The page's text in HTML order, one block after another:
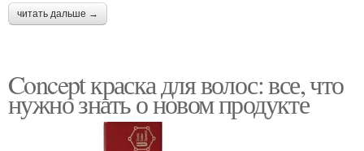
читать дальше →
Concept краска для волос: все, что
нужно знать о новом продукте